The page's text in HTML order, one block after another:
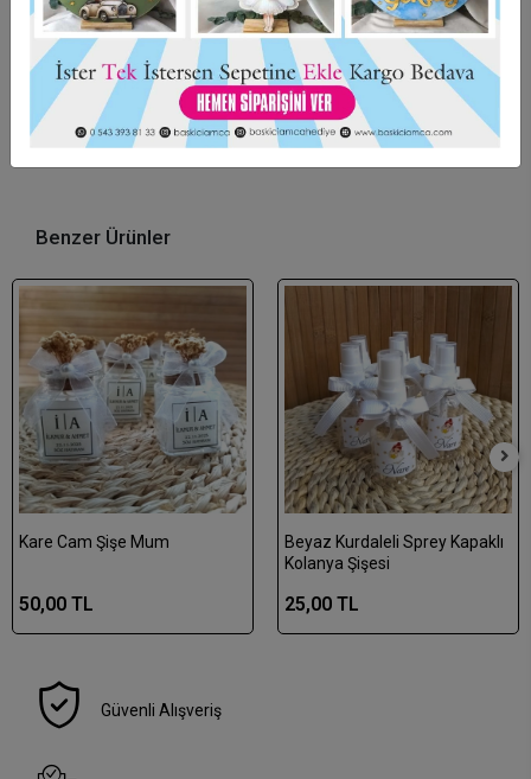
Bu ürün için henüz yorum yapılmadı.
Yorum Yap
Benzer Ürünler
Kare Cam Şişe Mum
50,00 TL
Beyaz Kurdaleli Sprey Kapaklı
Kolanya Şişesi
25,00 TL
Güvenli Alışveriş